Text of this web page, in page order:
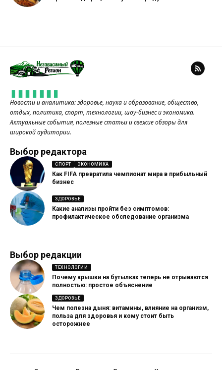
Новости и аналитика: здоровье, наука и образование, общество,
отдых, политика, спорт, технологии, шоу-бизнес и экономика.
Актуальные события, полезные статьи и свежие обзоры для
широкой аудитории.
Выбор редактора
СПОРТ ЭКОНОМИКА
Как FIFA превратила чемпионат мира в прибыльный
бизнес
ЗДОРОВЬЕ
Какие анализы пройти без симптомов:
профилактическое обследование организма
Выбор редакции
ТЕХНОЛОГИИ
Почему крышки на бутылках теперь не отрываются
полностью: простое объяснение
ЗДОРОВЬЕ
Чем полезна дыня: витамины, влияние на организм,
польза для здоровья и кому стоит быть
осторожнее